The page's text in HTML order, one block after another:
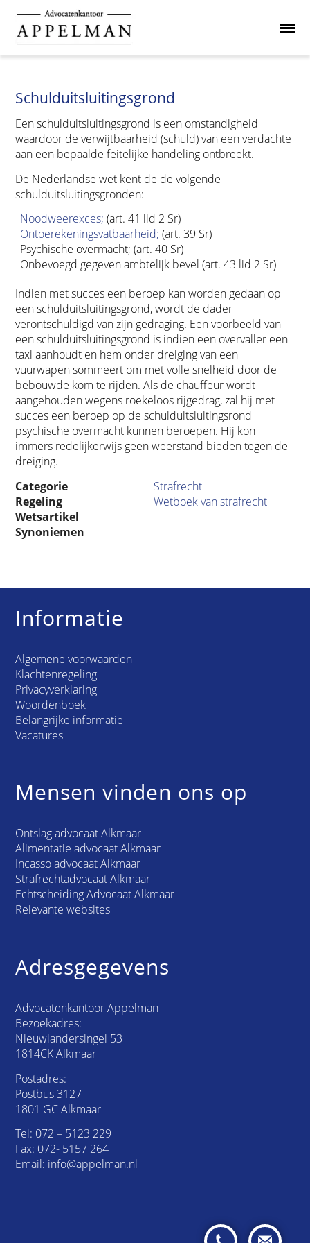
Schulduitsluitingsgrond
Een schulduitsluitingsgrond is een omstandigheid
waardoor de verwijtbaarheid (schuld) van een verdachte
aan een bepaalde feitelijke handeling ontbreekt.
De Nederlandse wet kent de de volgende
schulduitsluitingsgronden:
Noodweerexces; (art. 41 lid 2 Sr)
Ontoerekeningsvatbaarheid; (art. 39 Sr)
Psychische overmacht; (art. 40 Sr)
Onbevoegd gegeven ambtelijk bevel (art. 43 lid 2 Sr)
Indien met succes een beroep kan worden gedaan op
een schulduitsluitingsgrond, wordt de dader
verontschuldigd van zijn gedraging. Een voorbeeld van
een schulduitsluitingsgrond is indien een overvaller een
taxi aanhoudt en hem onder dreiging van een
vuurwapen sommeert om met volle snelheid door de
bebouwde kom te rijden. Als de chauffeur wordt
aangehouden wegens roekeloos rijgedrag, zal hij met
succes een beroep op de schulduitsluitingsrond
psychische overmacht kunnen beroepen. Hij kon
immers redelijkerwijs geen weerstand bieden tegen de
dreiging.
Categorie
Strafrecht
Regeling
Wetboek van strafrecht
Wetsartikel
Synoniemen
Informatie
Algemene voorwaarden
Klachtenregeling
Privacyverklaring
Woordenboek
Belangrijke informatie
Vacatures
Mensen vinden ons op
Ontslag advocaat Alkmaar
Alimentatie advocaat Alkmaar
Incasso advocaat Alkmaar
Strafrechtadvocaat Alkmaar
Echtscheiding Advocaat Alkmaar
Relevante websites
Adresgegevens
Advocatenkantoor Appelman
Bezoekadres:
Nieuwlandersingel 53
1814CK Alkmaar
Postadres:
Postbus 3127
1801 GC Alkmaar
Tel: 072 – 5123 229
Fax: 072- 5157 264
Email: info@appelman.nl